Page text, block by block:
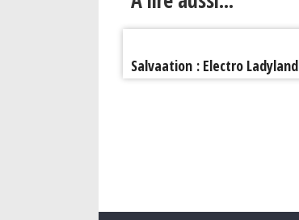
Salvaation : Electro Ladyland